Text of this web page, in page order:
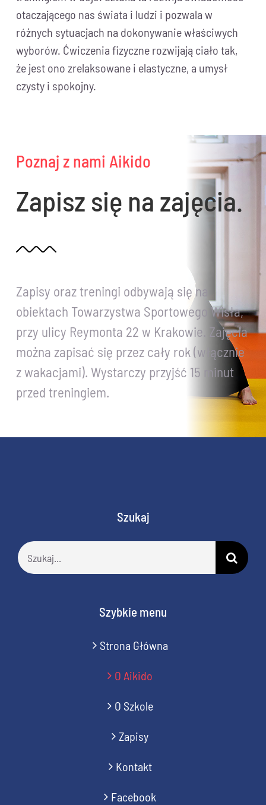
otaczającego nas świata i ludzi i pozwala w
różnych sytuacjach na dokonywanie właściwych
wyborów. Ćwiczenia fizyczne rozwijają ciało tak,
że jest ono zrelaksowane i elastyczne, a umysł
czysty i spokojny.
Poznaj z nami Aikido
Zapisz się na zajęcia.
Zapisy oraz treningi odbywają się na
obiektach Towarzystwa Sportowego Wisła,
przy ulicy Reymonta 22 w Krakowie. Zajęcia
można zapisać się przez cały rok (włącznie
z wakacjami). Wystarczy przyjść 15 minut
przed treningiem.
Szukaj
Szukaj
Szybkie menu
Strona Główna
O Aikido
O Szkole
Zapisy
Kontakt
Facebook